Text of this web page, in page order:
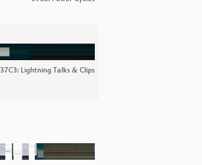
37C3: Lightning Talks & Clips